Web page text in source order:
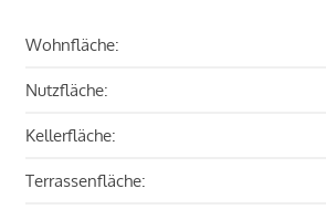
Wohnfläche:
Nutzfläche:
Kellerfläche:
Terrassenfläche: